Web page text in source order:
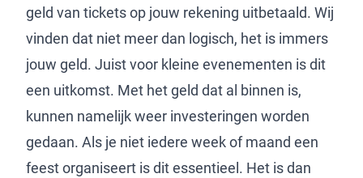
geld van tickets op jouw rekening uitbetaald. Wij
vinden dat niet meer dan logisch, het is immers
jouw geld. Juist voor kleine evenementen is dit
een uitkomst. Met het geld dat al binnen is,
kunnen namelijk weer investeringen worden
gedaan. Als je niet iedere week of maand een
feest organiseert is dit essentieel. Het is dan